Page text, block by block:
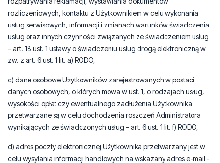
rozliczeniowych, kontaktu z Użytkownikiem w celu wykonania
usług serwisowych, informacji i zmianach warunków świadczenia
usług oraz innych czynności związanych ze świadczeniem usług
– art. 18 ust. 1 ustawy o świadczeniu usług drogą elektroniczną w
zw. z art. 6 ust. 1 lit. a) RODO,
c) dane osobowe Użytkowników zarejestrowanych w postaci
danych osobowych, o których mowa w ust. 1, o rodzajach usług,
wysokości opłat czy ewentualnego zadłużenia Użytkownika
przetwarzane są w celu dochodzenia roszczeń Administratora
wynikających ze świadczonych usług – art. 6 ust. 1 lit. f) RODO,
d) adres poczty elektronicznej Użytkownika przetwarzany jest w
celu wysyłania informacji handlowych na wskazany adres e-mail -